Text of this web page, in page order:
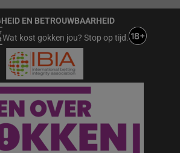
EN BETROUWBAARHEID
Wat kost gokken jou? Stop op tijd.